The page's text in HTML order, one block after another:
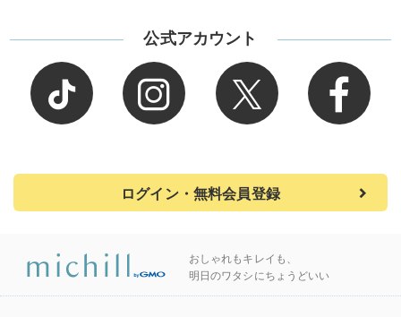
公式アカウント
ログイン・無料会員登録
おしゃれもキレイも、
明日のワタシにちょうどいい